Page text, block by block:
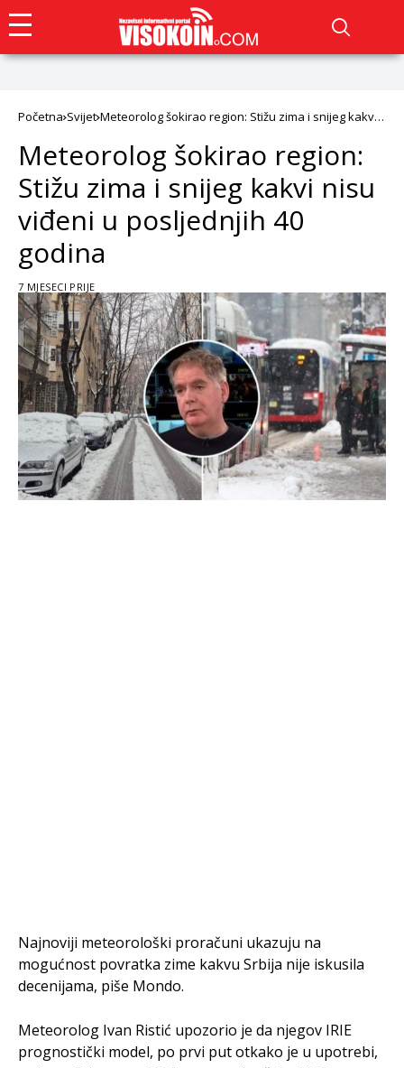
Početna Svijet Meteorolog šokirao region: Stižu zima i snijeg kakvi
Meteorolog šokirao region:
Stižu zima i snijeg kakvi nisu
viđeni u posljednjih 40
godina
7 MJESECI PRIJE
Najnoviji meteorološki proračuni ukazuju na
mogućnost povratka zime kakvu Srbija nije iskusila
decenijama, piše Mondo.
Meteorolog Ivan Ristić upozorio je da njegov IRIE
prognostički model, po prvi put otkako je u upotrebi,